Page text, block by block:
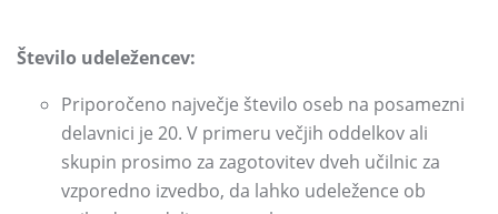
Število udeležencev:
Priporočeno največje število oseb na posamezni
delavnici je 20. V primeru večjih oddelkov ali
skupin prosimo za zagotovitev dveh učilnic za
vzporedno izvedbo, da lahko udeležence ob